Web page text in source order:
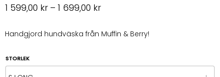
1 599,00 kr – 1 699,00 krPrisintervall:
599,00 kr
Handgjord hundväska från Muffin & Berry!
STORLEK